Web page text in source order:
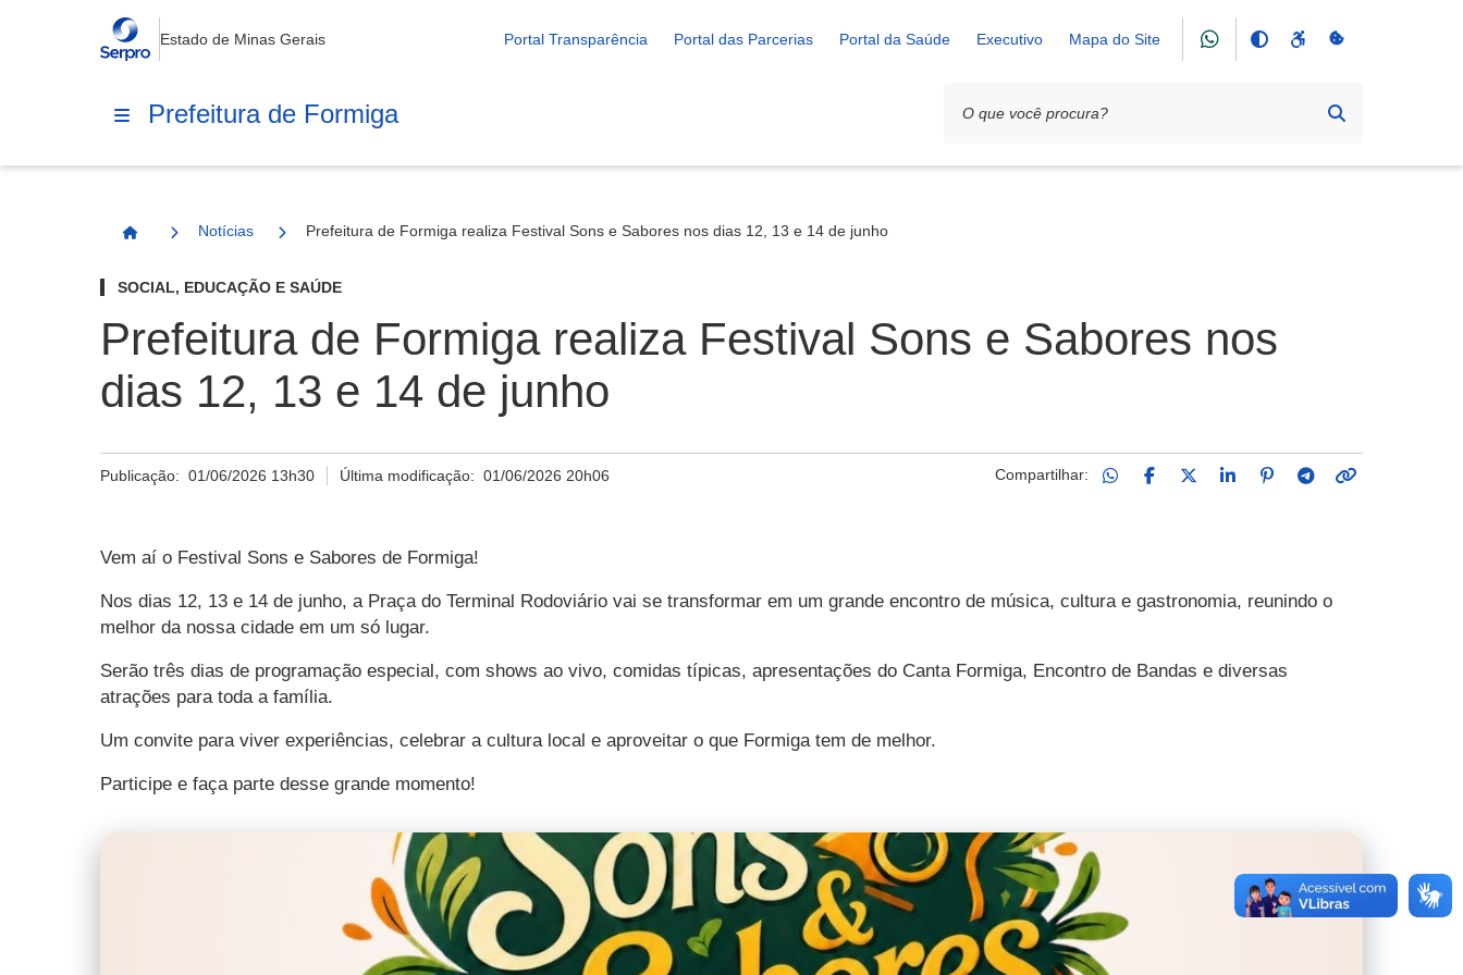
Estado de Minas Gerais Portal Transparência Portal das Parcerias Portal da Saúde Executivo Mapa do Site
Prefeitura de Formiga
Página Inicial
Notícias Prefeitura de Formiga realiza Festival Sons e Sabores nos dias 12, 13 e 14 de junho
SOCIAL, EDUCAÇÃO E SAÚDE
Prefeitura de Formiga realiza Festival Sons e Sabores nos
dias 12, 13 e 14 de junho
Publicação: 01/06/2026 13h30 Última modificação:01/06/2026 20h06 Compartilhar:
Vem aí o Festival Sons e Sabores de Formiga!
Nos dias 12, 13 e 14 de junho, a Praça do Terminal Rodoviário vai se transformar em um grande encontro de música, cultura e gastronomia, reunindo o
melhor da nossa cidade em um só lugar.
Serão três dias de programação especial, com shows ao vivo, comidas típicas, apresentações do Canta Formiga, Encontro de Bandas e diversas
atrações para toda a família.
Um convite para viver experiências, celebrar a cultura local e aproveitar o que Formiga tem de melhor.
Participe e faça parte desse grande momento!